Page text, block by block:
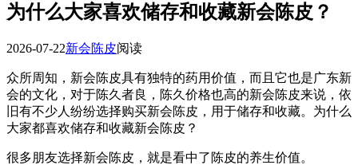
为什么大家喜欢储存和收藏新会陈皮？
2026-07-22新会陈皮阅读
众所周知，新会陈皮具有独特的药用价值，而且它也是广东新
会的文化，对于陈久者良，陈久价格也高的新会陈皮来说，依
旧有不少人纷纷选择购买新会陈皮，用于储存和收藏。为什么
大家都喜欢储存和收藏新会陈皮？
很多朋友选择新会陈皮，就是看中了陈皮的养生价值。